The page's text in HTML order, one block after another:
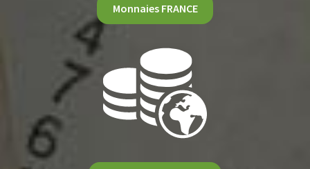
Monnaies FRANCE